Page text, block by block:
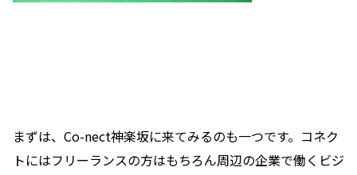
まずは、Co-nect神楽坂に来てみるのも一つです。コネク
トにはフリーランスの方はもちろん周辺の企業で働くビジ